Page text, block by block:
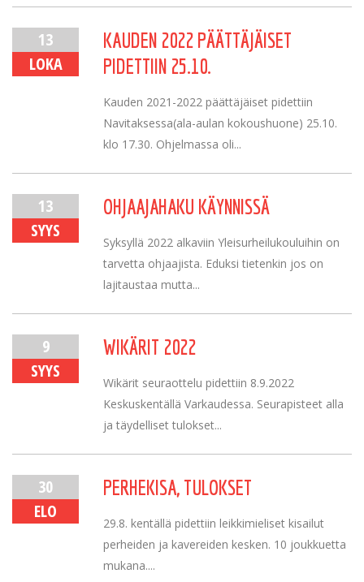
13
LOKA
KAUDEN 2022 PÄÄTTÄJÄISET
PIDETTIIN 25.10.
Kauden 2021-2022 päättäjäiset pidettiin
Navitaksessa(ala-aulan kokoushuone) 25.10.
klo 17.30. Ohjelmassa oli...
13
SYYS
OHJAAJAHAKU KÄYNNISSÄ
Syksyllä 2022 alkaviin Yleisurheilukouluihin on
tarvetta ohjaajista. Eduksi tietenkin jos on
lajitaustaa mutta...
9
SYYS
WIKÄRIT 2022
Wikärit seuraottelu pidettiin 8.9.2022
Keskuskentällä Varkaudessa. Seurapisteet alla
ja täydelliset tulokset...
30
ELO
PERHEKISA, TULOKSET
29.8. kentällä pidettiin leikkimieliset kisailut
perheiden ja kavereiden kesken. 10 joukkuetta
mukana....